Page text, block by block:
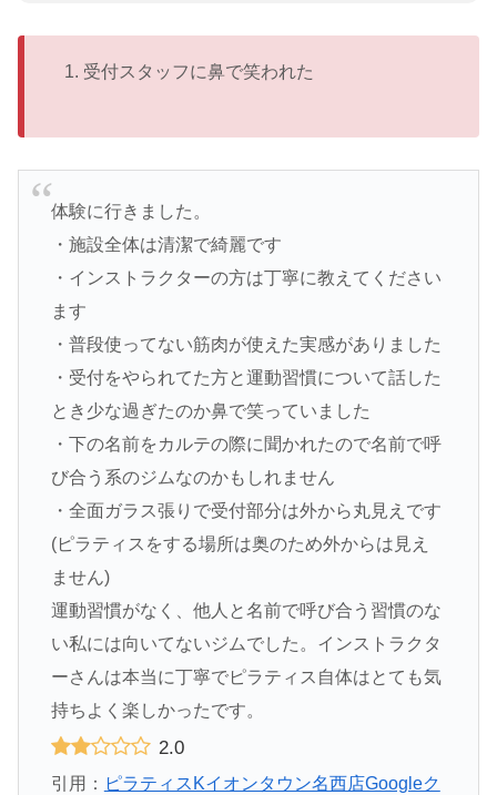
受付スタッフに鼻で笑われた
体験に行きました。
・施設全体は清潔で綺麗です
・インストラクターの方は丁寧に教えてください
ます
・普段使ってない筋肉が使えた実感がありました
・受付をやられてた方と運動習慣について話した
とき少な過ぎたのか鼻で笑っていました
・下の名前をカルテの際に聞かれたので名前で呼
び合う系のジムなのかもしれません
・全面ガラス張りで受付部分は外から丸見えです
(ピラティスをする場所は奥のため外からは見え
ません)
運動習慣がなく、他人と名前で呼び合う習慣のな
い私には向いてないジムでした。インストラクタ
ーさんは本当に丁寧でピラティス自体はとても気
持ちよく楽しかったです。
2.0
引用： ピラティスKイオンタウン名西店Googleク